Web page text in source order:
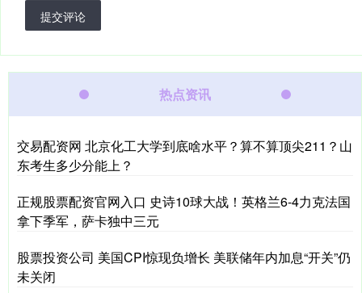
提交评论
热点资讯
交易配资网 北京化工大学到底啥水平？算不算顶尖211？山
东考生多少分能上？
正规股票配资官网入口 史诗10球大战！英格兰6-4力克法国
拿下季军，萨卡独中三元
股票投资公司 美国CPI惊现负增长 美联储年内加息“开关”仍
未关闭